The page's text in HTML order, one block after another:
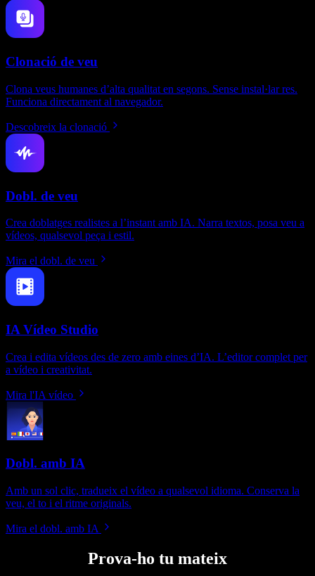
Clonació de veu
Clona veus humanes d’alta qualitat en segons. Sense instal·lar res.
Funciona directament al navegador.
Descobreix la clonació
Dobl. de veu
Crea doblatges realistes a l’instant amb IA. Narra textos, posa veu a
vídeos, qualsevol peça i estil.
Mira el dobl. de veu
IA Vídeo Studio
Crea i edita vídeos des de zero amb eines d’IA. L’editor complet per
a vídeo i creativitat.
Mira l'IA vídeo
Dobl. amb IA
Amb un sol clic, tradueix el vídeo a qualsevol idioma. Conserva la
veu, el to i el ritme originals.
Mira el dobl. amb IA
Prova-ho tu mateix